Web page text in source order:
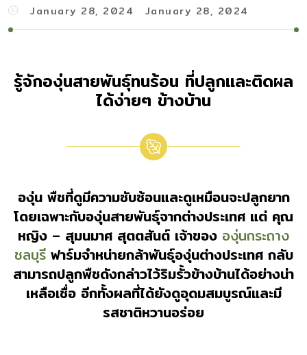
January 28, 2024
January 28, 2024
รู้จักองุ่นสายพันธุ์ทนร้อน ที่ปลูกและติดผล
ได้ง่ายๆ ข้างบ้าน
องุ่น พืชที่ดูมีความซับซ้อนและดูเหมือนจะปลูกยาก
โดยเฉพาะกับองุ่นสายพันธุ์จากต่างประเทศ แต่ คุณ
หญิง – สุมนมาศ สุตตสันต์ เจ้าของ องุ่นกระถาง
ชลบุรีฟาร์มจำหน่ายกล้าพันธุ์องุ่นต่างประเทศ กลับ
สามารถปลูกพืชดังกล่าวไว้ริมรั้วข้างบ้านได้อย่างน่า
เหลือเชื่อ อีกทั้งผลที่ได้ยังดูอุดมสมบูรณ์และมี
รสชาติหวานอร่อย